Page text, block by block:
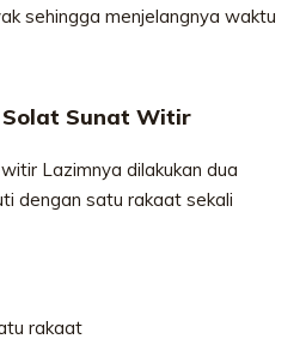
sehingga menjelangnya waktu
Sunat Witir
Lazimnya dilakukan dua
dengan satu rakaat sekali
rakaat